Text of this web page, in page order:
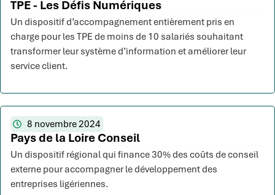
TPE - Les Défis Numériques
Un dispositif d’accompagnement entièrement pris en
charge pour les TPE de moins de 10 salariés souhaitant
transformer leur système d’information et améliorer leur
service client.
8 novembre 2024
Pays de la Loire Conseil
Un dispositif régional qui finance 30% des coûts de conseil
externe pour accompagner le développement des
entreprises ligériennes.